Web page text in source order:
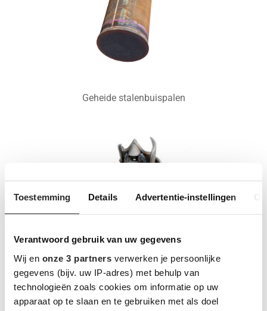
Toestemming Details Advertentie-instellingen
Verantwoord gebruik van uw gegevens
Wij en onze 3 partners verwerken je persoonlijke
gegevens (bijv. uw IP-adres) met behulp van
technologieën zoals cookies om informatie op uw
apparaat op te slaan en te gebruiken met als doel
Geheide stalenbuispalen
Grout Schroef Injectie
(G.S.I.)